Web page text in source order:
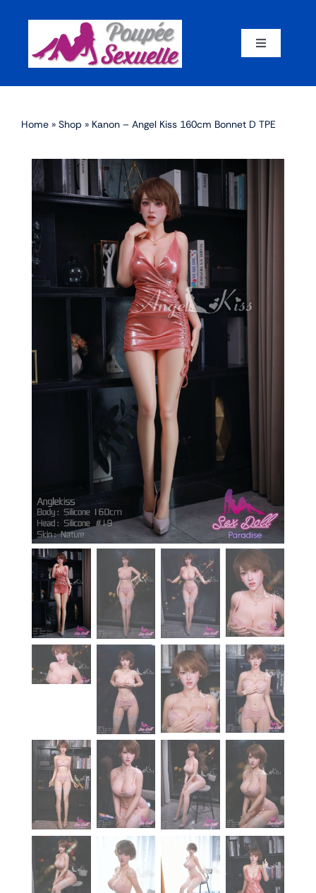
content
Toggle
Par corps
Par marque
Par matériaux
Par taille
Sex dolls en promotion
En stock
Paiement
Contact
Livraison
À propos
Blog
Home » Shop » Kanon – Angel Kiss 160cm Bonnet D TPE